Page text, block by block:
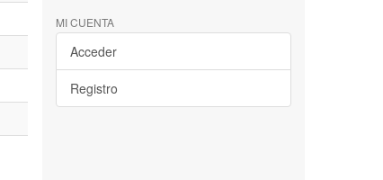
MI CUENTA
Acceder
Registro